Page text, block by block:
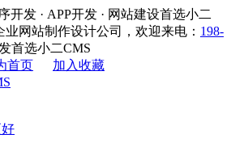
开发 · APP开发 · 网站建设首选小二
网站制作设计公司，欢迎来电： 198-
首选小二CMS
首页 加入收藏